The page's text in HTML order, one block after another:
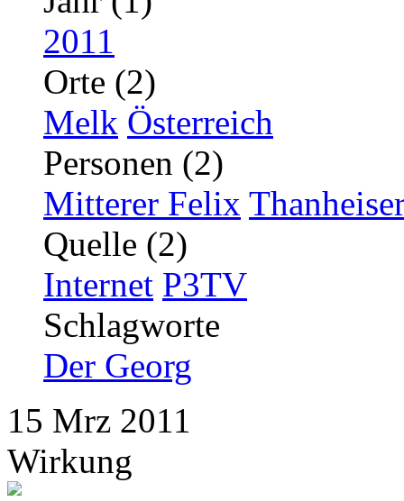
2011
Orte (2)
Melk Österreich
Personen (2)
Mitterer Felix
Quelle (2)
Internet P3TV
Schlagworte
Der Georg
15 Mrz 2011
Wirkung